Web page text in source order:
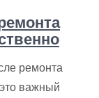
ремонта
важный